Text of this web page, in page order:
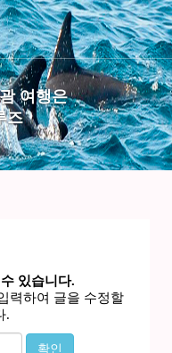
여행은
즈
있습니다.
력하여 글을 수정할
.